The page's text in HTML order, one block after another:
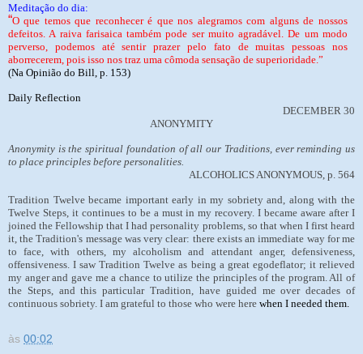
Meditação do dia:
“O que temos que reconhecer é que nos alegramos com alguns de nossos
defeitos. A raiva farisaica também pode ser muito agradável. De um modo
perverso, podemos até sentir prazer pelo fato de muitas pessoas nos
aborrecerem, pois isso nos traz uma cômoda sensação de superioridade.”
(Na Opinião do Bill, p. 153)
Daily Reflection
DECEMBER 30
ANONYMITY
Anonymity is the spiritual foundation of all our Traditions, ever reminding us
to place principles before personalities.
ALCOHOLICS ANONYMOUS, p. 564
Tradition Twelve became important early in my sobriety and, along with the
Twelve Steps, it continues to be a must in my recovery. I became aware after I
joined the Fellowship that I had personality problems, so that when I first heard
it, the Tradition's message was very clear: there exists an immediate way for me
to face, with others, my alcoholism and attendant anger, defensiveness,
offensiveness. I saw Tradition Twelve as being a great egodeflator; it relieved
my anger and gave me a chance to utilize the principles of the program. All of
the Steps, and this particular Tradition, have guided me over decades of
continuous sobriety. I am grateful to those who were here when I needed them.
às 00:02